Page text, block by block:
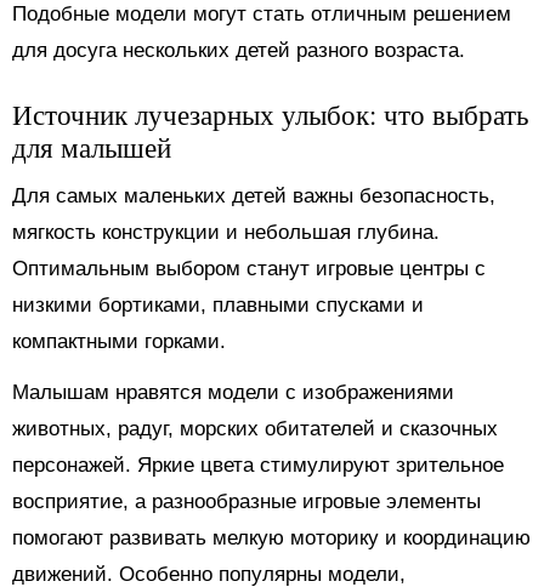
Подобные модели могут стать отличным решением
для досуга нескольких детей разного возраста.
Источник лучезарных улыбок: что выбрать
для малышей
Для самых маленьких детей важны безопасность,
мягкость конструкции и небольшая глубина.
Оптимальным выбором станут игровые центры с
низкими бортиками, плавными спусками и
компактными горками.
Малышам нравятся модели с изображениями
животных, радуг, морских обитателей и сказочных
персонажей. Яркие цвета стимулируют зрительное
восприятие, а разнообразные игровые элементы
помогают развивать мелкую моторику и координацию
движений. Особенно популярны модели,